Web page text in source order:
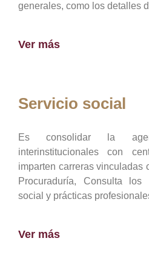
generales, como los detalles
Ver más
Servicio social
Es consolidar la
interinstitucionales con
imparten carreras vinculadas
Procuraduría, Consulta
social y prácticas
Ver más